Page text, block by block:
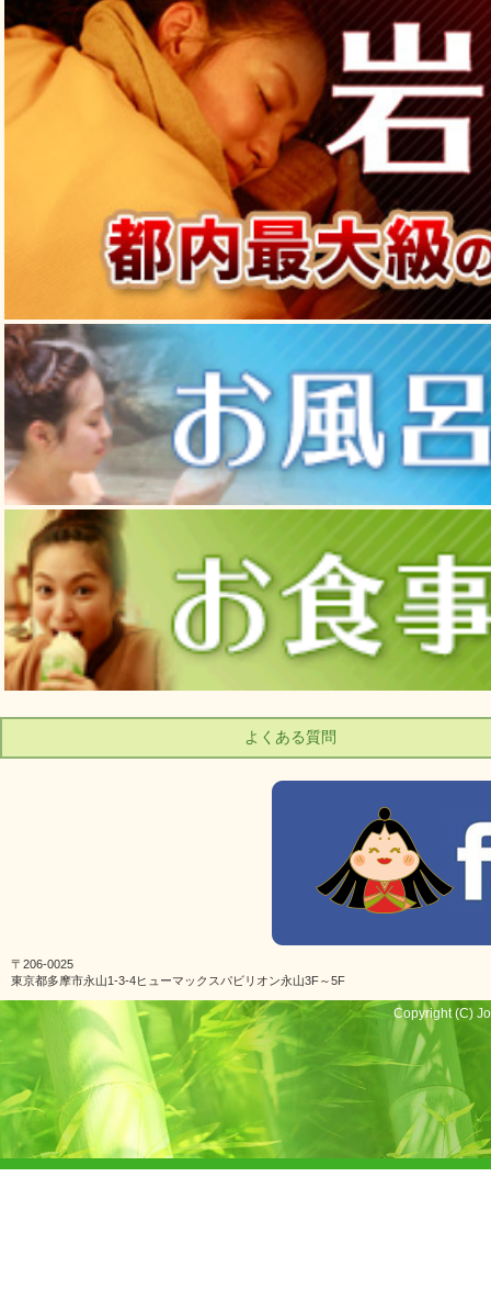
よくある質問
〒206-0025
東京都多摩市永山1-3-4ヒューマックスパビリオン永山3F～5F
Copyright (C)